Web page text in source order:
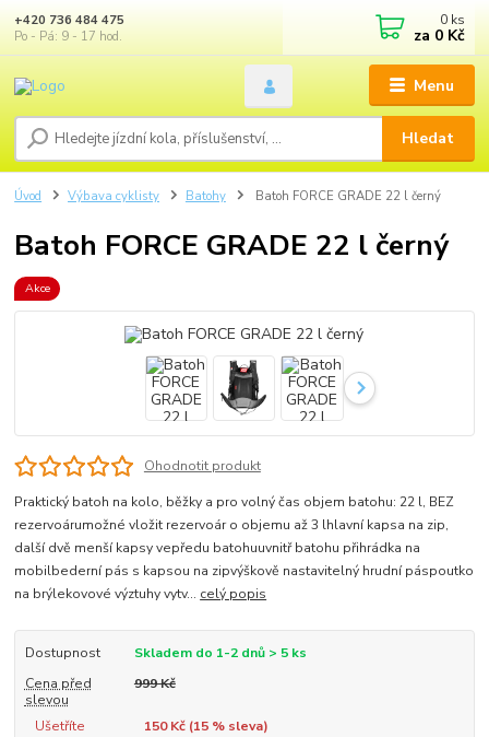
Menu
Hledat
+420 736 484 475
Po - Pá: 9 - 17 hod.
0 ks
za 0 Kč
Úvod Výbava cyklisty Batohy Batoh FORCE GRADE 22 l černý
Batoh FORCE GRADE 22 l černý
Akce
Ohodnotit produkt
Praktický batoh na kolo, běžky a pro volný čas objem batohu: 22 l, BEZ
rezervoárumožné vložit rezervoár o objemu až 3 lhlavní kapsa na zip,
další dvě menší kapsy vepředu batohuuvnitř batohu přihrádka na
mobilbederní pás s kapsou na zipvýškově nastavitelný hrudní páspoutko
na brýlekovové výztuhy vytv... celý popis
Dostupnost
Skladem do 1-2 dnů > 5 ks
Cena před
slevou
999 Kč
Ušetříte 150 Kč (15% sleva)